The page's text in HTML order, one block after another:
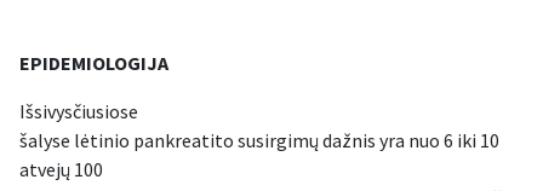
EPIDEMIOLOGIJA
Išsivysčiusiose
šalyse lėtinio pankreatito susirgimų dažnis yra nuo 6 iki 10
atvejų 100